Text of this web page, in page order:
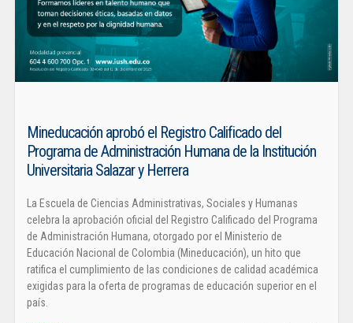
Mineducación aprobó el Registro Calificado del
Programa de Administración Humana de la Institución
Universitaria Salazar y Herrera
La Escuela de Ciencias Administrativas, Sociales y Humanas
celebra la aprobación oficial del Registro Calificado del Programa
de Administración Humana, otorgado por el Ministerio de
Educación Nacional de Colombia (Mineducación), un hito que
ratifica el cumplimiento de las condiciones de calidad académica
exigidas para la oferta de programas de educación superior en el
país.